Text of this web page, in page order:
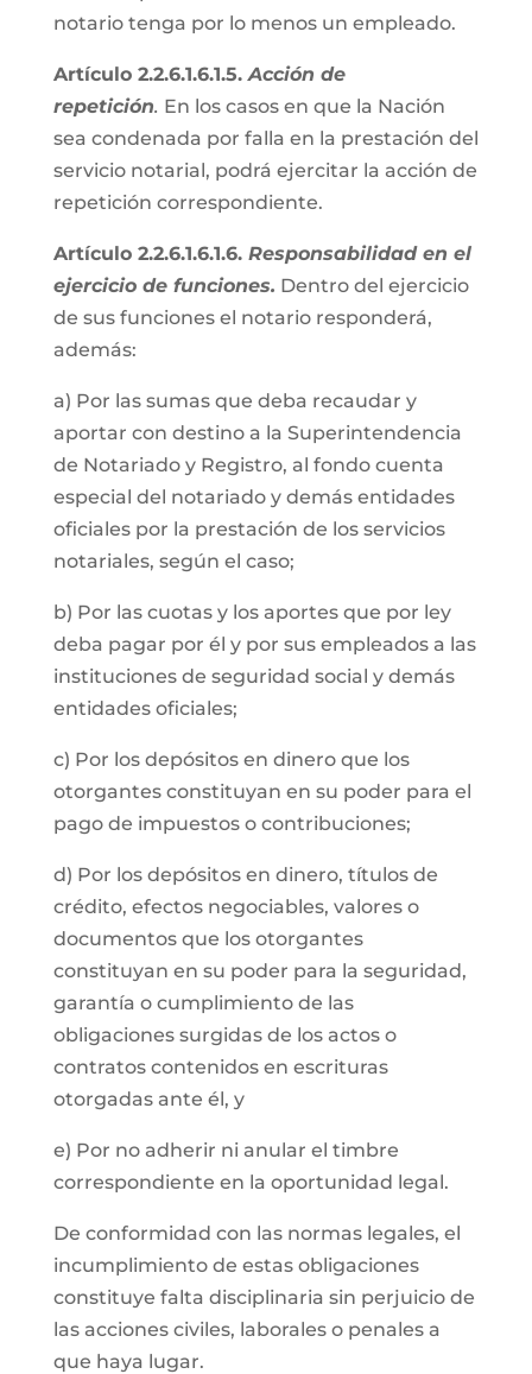
notario tenga por lo menos un empleado.
Artículo 2.2.6.1.6.1.5.Acción de
repetición. En los casos en que la Nación
sea condenada por falla en la prestación del
servicio notarial, podrá ejercitar la acción de
repetición correspondiente.
Artículo 2.2.6.1.6.1.6. Responsabilidad en el
ejercicio de funciones. Dentro del ejercicio
de sus funciones el notario responderá,
además:
a) Por las sumas que deba recaudar y
aportar con destino a la Superintendencia
de Notariado y Registro, al fondo cuenta
especial del notariado y demás entidades
oficiales por la prestación de los servicios
notariales, según el caso;
b) Por las cuotas y los aportes que por ley
deba pagar por él y por sus empleados a las
instituciones de seguridad social y demás
entidades oficiales;
c) Por los depósitos en dinero que los
otorgantes constituyan en su poder para el
pago de impuestos o contribuciones;
d) Por los depósitos en dinero, títulos de
crédito, efectos negociables, valores o
documentos que los otorgantes
constituyan en su poder para la seguridad,
garantía o cumplimiento de las
obligaciones surgidas de los actos o
contratos contenidos en escrituras
otorgadas ante él, y
e) Por no adherir ni anular el timbre
correspondiente en la oportunidad legal.
De conformidad con las normas legales, el
incumplimiento de estas obligaciones
constituye falta disciplinaria sin perjuicio de
las acciones civiles, laborales o penales a
que haya lugar.